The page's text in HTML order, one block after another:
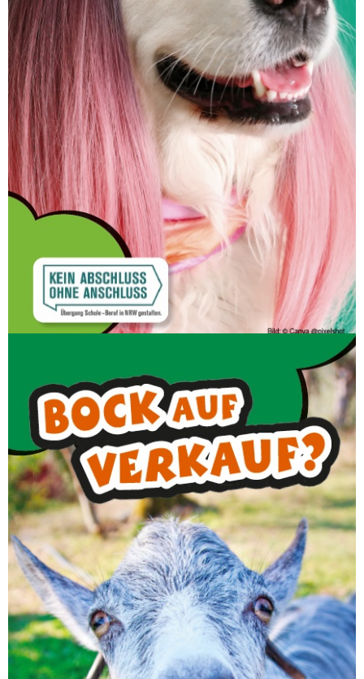
Die passende Frisur, das perfekte Make-up
und super gepflegte Nägel – all das lernst du
bei uns!
Für deine Bewerbung um eine duale
Ausbildung bist du nun super gestyled!
Verkauf
Bock auf Verkauf? Anscheinend ja, denn du
bist hier! Sehr schön, wir freuen uns!
„Zeig Klasse an der Kasse!“ – Unter diesem
Motto steht der Praxis-Check Verkauf beim
Bildungsträger.